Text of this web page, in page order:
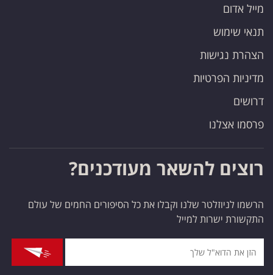
מייל אדום
תנאי שימוש
הצהרת נגישות
מדיניות הפרטיות
דרושים
פרסמו אצלנו
רוצים להשאר מעודכנים?
הרשמו לניוזלטר שלנו וקבלו את כל הסיפורים החמים של עולם
התקשורת ישרות למייל